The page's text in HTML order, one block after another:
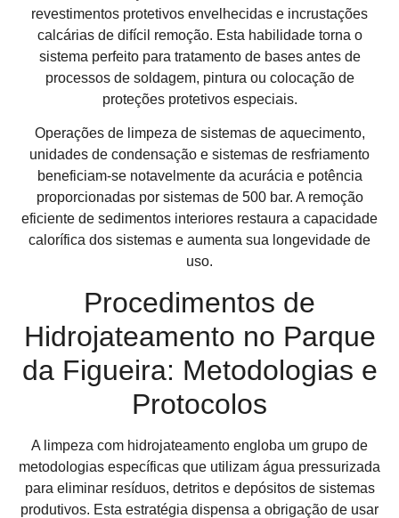
revestimentos protetivos envelhecidas e incrustações
calcárias de difícil remoção. Esta habilidade torna o
sistema perfeito para tratamento de bases antes de
processos de soldagem, pintura ou colocação de
proteções protetivos especiais.
Operações de limpeza de sistemas de aquecimento,
unidades de condensação e sistemas de resfriamento
beneficiam-se notavelmente da acurácia e potência
proporcionadas por sistemas de 500 bar. A remoção
eficiente de sedimentos interiores restaura a capacidade
calorífica dos sistemas e aumenta sua longevidade de
uso.
Procedimentos de
Hidrojateamento no Parque
da Figueira: Metodologias e
Protocolos
A limpeza com hidrojateamento engloba um grupo de
metodologias específicas que utilizam água pressurizada
para eliminar resíduos, detritos e depósitos de sistemas
produtivos. Esta estratégia dispensa a obrigação de usar